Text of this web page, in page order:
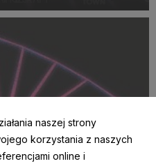
o godz. 18:00!
naszej strony
korzystania z naszych
online i